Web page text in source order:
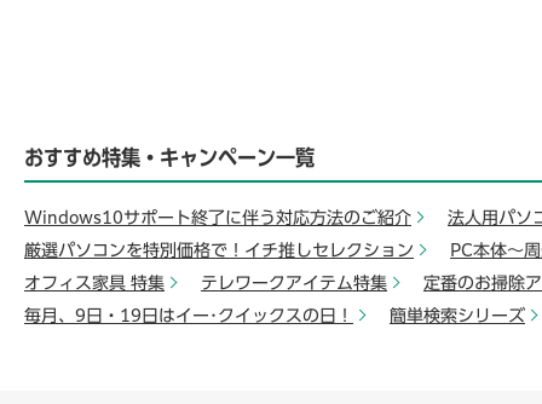
おすすめ特集・キャンペーン一覧
Windows10サポート終了に伴う対応方法のご紹介
法人用パソ
厳選パソコンを特別価格で！イチ推しセレクション
PC本体～
オフィス家具 特集
テレワークアイテム特集
定番のお掃除
毎月、9日・19日はイー･クイックスの日！
簡単検索シリーズ